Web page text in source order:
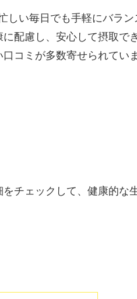
しい毎日でも手軽にバラン
配慮し、安心して摂取でき
コミが多数寄せられていま
チェックして、健康的な